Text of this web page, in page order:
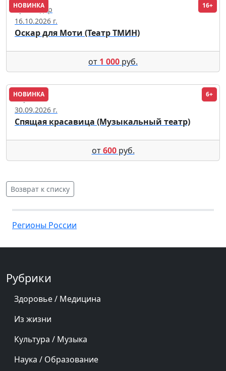
НОВИНКА 16+
Краснодар
16.10.2026 г.
Оскар для Моти (Театр ТМИН)
от 1 000 руб.
НОВИНКА 6+
Саранск
30.09.2026 г.
Спящая красавица (Музыкальный театр)
от600руб.
Возврат к списку
Регионы России
Рубрики
Здоровье / Медицина
Из жизни
Культура / Музыка
Наука / Образование